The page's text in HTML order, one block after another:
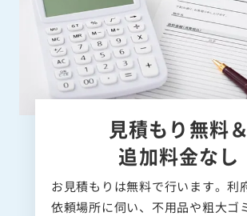
見積もり無料＆
追加料金なし
お見積もりは無料で行います。利
依頼場所に伺い、不用品や粗大ゴ